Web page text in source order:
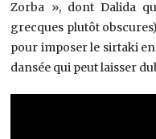
Zorba », dont Dalida
grecques plutôt
pour imposer le sirtaki
dansée qui peut laisser